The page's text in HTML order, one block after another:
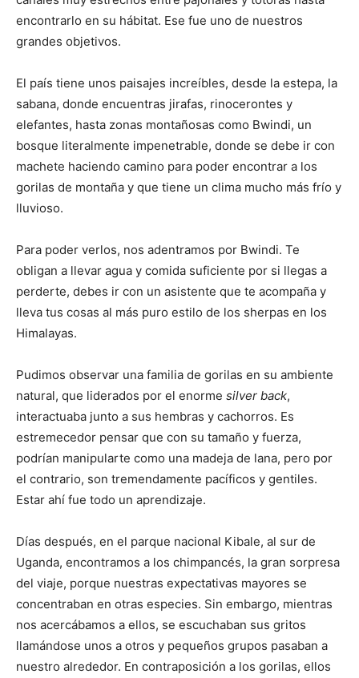
encontrarlo en su hábitat. Ese fue uno de nuestros
grandes objetivos.
El país tiene unos paisajes increíbles, desde la estepa, la
sabana, donde encuentras jirafas, rinocerontes y
elefantes, hasta zonas montañosas como Bwindi, un
bosque literalmente impenetrable, donde se debe ir con
machete haciendo camino para poder encontrar a los
gorilas de montaña y que tiene un clima mucho más frío y
lluvioso.
Para poder verlos, nos adentramos por Bwindi. Te
obligan a llevar agua y comida suficiente por si llegas a
perderte, debes ir con un asistente que te acompaña y
lleva tus cosas al más puro estilo de los sherpas en los
Himalayas.
Pudimos observar una familia de gorilas en su ambiente
natural, que liderados por el enorme silver back,
interactuaba junto a sus hembras y cachorros. Es
estremecedor pensar que con su tamaño y fuerza,
podrían manipularte como una madeja de lana, pero por
el contrario, son tremendamente pacíficos y gentiles.
Estar ahí fue todo un aprendizaje.
Días después, en el parque nacional Kibale, al sur de
Uganda, encontramos a los chimpancés, la gran sorpresa
del viaje, porque nuestras expectativas mayores se
concentraban en otras especies. Sin embargo, mientras
nos acercábamos a ellos, se escuchaban sus gritos
llamándose unos a otros y pequeños grupos pasaban a
nuestro alrededor. En contraposición a los gorilas, ellos